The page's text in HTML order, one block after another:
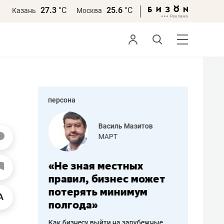
Казань 27.3 °С Москва 25.6 °С
персона
работа
Василь Мазитов
МАРТ
«Не зная местных
правил, бизнес может
потерять минимум
полгода»